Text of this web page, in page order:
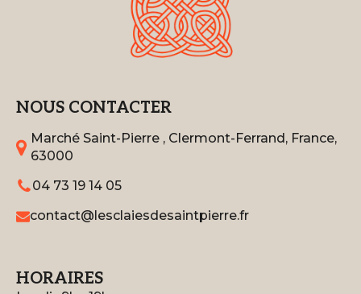
NOUS CONTACTER
Marché Saint-Pierre , Clermont-Ferrand, France,
63000
04 73 19 14 05
contact@lesclaiesdesaintpierre.fr
HORAIRES